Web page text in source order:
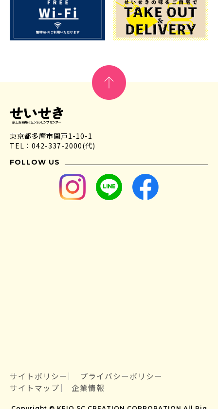
東京都多摩市関戸1-10-1
TEL：042-337-2000(代)
FOLLOW US
サイトポリシー
プライバシーポリシー
サイトマップ
企業情報